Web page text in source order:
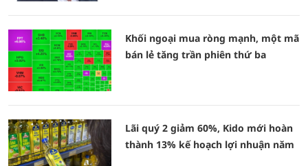
Khối ngoại mua ròng mạnh, một mã
bán lẻ tăng trần phiên thứ ba
Lãi quý 2 giảm 60%, Kido mới hoàn
thành 13% kế hoạch lợi nhuận năm